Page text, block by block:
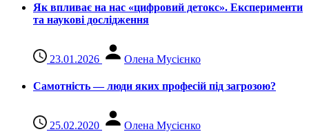
Як впливає на нас «цифровий детокс». Експерименти
та наукові дослідження
23.01.2026 Олена Мусієнко
Самотність — люди яких професій під загрозою?
25.02.2020 Олена Мусієнко